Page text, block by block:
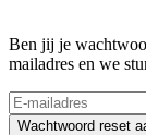
Ben jij je
mailadres en we
Wachtwoord reset